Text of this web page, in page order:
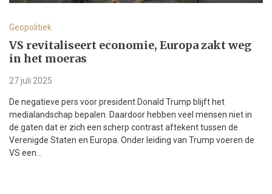
Geopolitiek
VS revitaliseert economie, Europa zakt weg
in het moeras
27 juli 2025
De negatieve pers voor president Donald Trump blijft het
medialandschap bepalen. Daardoor hebben veel mensen niet in
de gaten dat er zich een scherp contrast aftekent tussen de
Verenigde Staten en Europa. Onder leiding van Trump voeren de
VS een...